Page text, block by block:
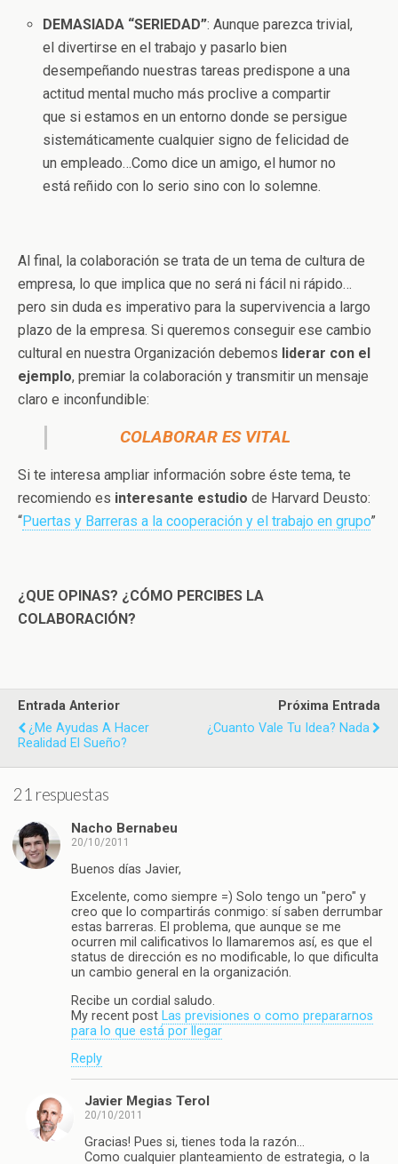
DEMASIADA “SERIEDAD”: Aunque parezca trivial,
el divertirse en el trabajo y pasarlo bien
desempeñando nuestras tareas predispone a una
actitud mental mucho más proclive a compartir
que si estamos en un entorno donde se persigue
sistemáticamente cualquier signo de felicidad de
un empleado…Como dice un amigo, el humor no
está reñido con lo serio sino con lo solemne.
Al final, la colaboración se trata de un tema de cultura de
empresa, lo que implica que no será ni fácil ni rápido…
pero sin duda es imperativo para la supervivencia a largo
plazo de la empresa. Si queremos conseguir ese cambio
cultural en nuestra Organización debemos liderar con el
ejemplo, premiar la colaboración y transmitir un mensaje
claro e inconfundible:
COLABORAR ES VITAL
Si te interesa ampliar información sobre éste tema, te
recomiendo es interesante estudio de Harvard Deusto:
“Puertas y Barreras a la cooperación y el trabajo en grupo”
¿QUE OPINAS? ¿CÓMO PERCIBES LA
COLABORACIÓN?
Entrada Anterior
¿Me Ayudas A Hacer
Realidad El Sueño?
Próxima Entrada
¿Cuanto Vale Tu Idea? Nada
21 respuestas
Nacho Bernabeu
20/10/2011
Buenos días Javier,
Excelente, como siempre =) Solo tengo un "pero" y
creo que lo compartirás conmigo: sí saben derrumbar
estas barreras. El problema, que aunque se me
ocurren mil calificativos lo llamaremos así, es que el
status de dirección es no modificable, lo que dificulta
un cambio general en la organización.
Recibe un cordial saludo.
My recent post Las previsiones o como prepararnos
para lo que está por llegar
Reply
Javier Megias Terol
20/10/2011
Gracias! Pues si, tienes toda la razón…
Como cualquier planteamiento de estrategia, o la